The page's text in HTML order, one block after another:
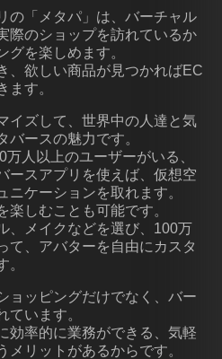
の「メタパ」は、バーチャル
際のショップを訪れているか
グを楽しめます。
、欲しい商品が見つかればEC
ます。
イズして、世界中の人達と気
バースの魅力です。
人以上のユーザーがいる、
ースアプリを使えば、仮想空
ニケーションを取れます。
楽しむことも可能です。
、メイクなどを選び、100万
て、アバターを自由にカスタ
。
ョッピングだけでなく、バー
ています。
効率的に業務ができる、気軽
メリットがあるからです。